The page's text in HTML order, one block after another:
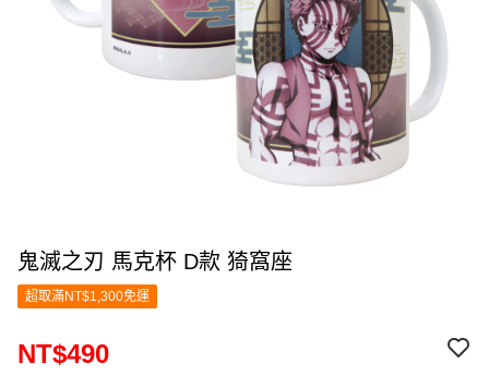
鬼滅之刃 馬克杯 D款 猗窩座
超取滿NT$1,300免運
NT$490